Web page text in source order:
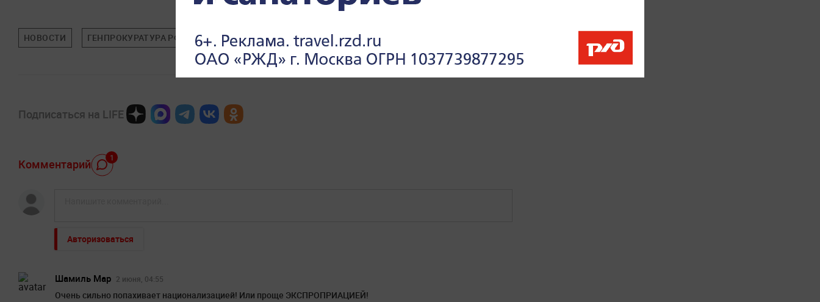
НОВОСТИ ГЕНПРОКУРАТУРА РФ КРИМИНАЛ ПРОИСШЕСТВИЯ
Подписаться на LIFE
Комментарий 1
Авторизоваться
Шамиль Мар 2 июня, 04:55
Очень сильно попахивает национализацией! Или проще ЭКСПРОПРИАЦИЕЙ!